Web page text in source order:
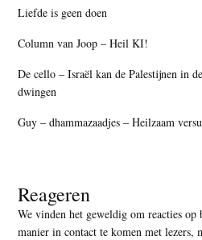
Liefde is geen doen
Column van Joop – Heil KI!
De cello – Israël kan de Palestijnen in
dwingen
Guy – dhammazaadjes – Heilzaam
Reageren
We vinden het geweldig om reacties
manier in contact te komen met lezers,